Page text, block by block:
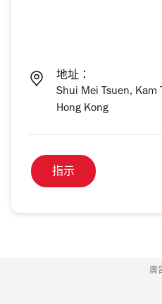
地址：
Shui Mei Tsuen, Kam
Hong Kong
指示
廣